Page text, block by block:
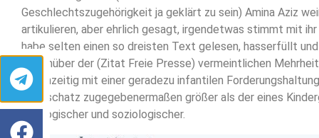
Geschlechtszugehörigkeit ja geklärt zu sein) Amina Aziz
artikulieren, aber ehrlich gesagt, irgendetwas stimmt mit
habe selten einen so dreisten Text gelesen, hasserfüllt
gegenüber der (Zitat Freie Presse) vermeintlichen
gleichzeitig mit einer geradezu infantilen
Wortschatz zugegebenermaßen größer als der eines
ideologischer und soziologischer.